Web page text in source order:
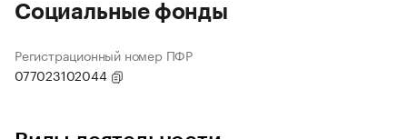
Социальные фонды
Регистрационный номер ПФР
077023102044